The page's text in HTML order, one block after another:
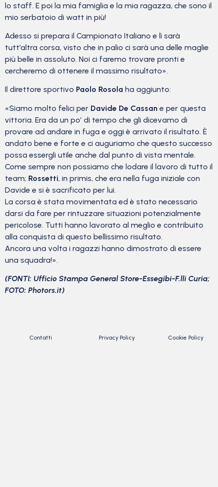
lo staff. E poi la mia famiglia e la mia ragazza, che sono il
mio serbatoio di watt in più!
Adesso si prepara il Campionato Italiano e lì sarà
tutt’altra corsa, visto che in palio ci sarà una delle maglie
più belle in assoluto. Noi ci faremo trovare pronti e
cercheremo di ottenere il massimo risultato».
Il direttore sportivo Paolo Rosola ha aggiunto:
«Siamo molto felici per Davide De Cassan e per questa
vittoria. Era da un po’ di tempo che gli dicevamo di
provare ad andare in fuga e oggi è arrivato il risultato. È
andato bene e forte e ci auguriamo che questo successo
possa essergli utile anche dal punto di vista mentale.
Come sempre non possiamo che lodare il lavoro di tutto il
team; Rossetti, in primis, che era nella fuga iniziale con
Davide e si è sacrificato per lui.
La corsa è stata movimentata ed è stato necessario
darsi da fare per rintuzzare situazioni potenzialmente
pericolose. Tutti hanno lavorato al meglio e contribuito
alla conquista di questo bellissimo risultato.
Ancora una volta i ragazzi hanno dimostrato di essere
una squadra!».
(FONTI: Ufficio Stampa General Store-Essegibi-F.lli Curia;
FOTO: Photors.it)
Contatti Privacy Policy Cookie Policy